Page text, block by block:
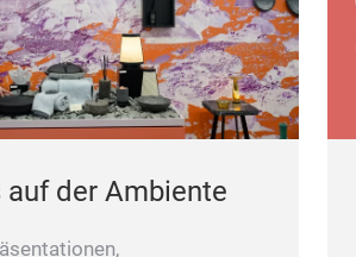
auf der Ambiente